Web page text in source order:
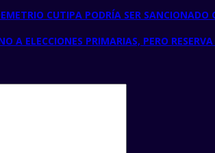
CUTIPA PODRÍA SER SANCIONADO
A ELECCIONES PRIMARIAS, PERO